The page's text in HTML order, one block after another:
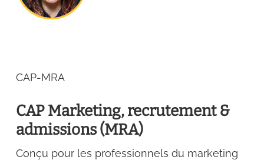
CAP-MRA
CAP Marketing, recrutement &
admissions (MRA)
Conçu pour les professionnels du marketing